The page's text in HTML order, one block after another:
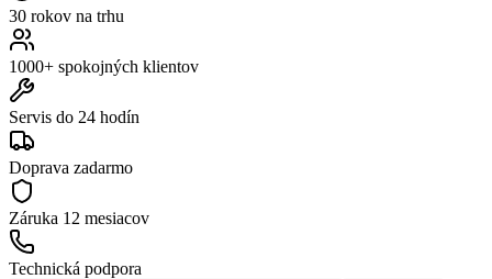
30 rokov na trhu
1000+ spokojných klientov
Servis do 24 hodín
Doprava zadarmo
Záruka 12 mesiacov
Technická podpora